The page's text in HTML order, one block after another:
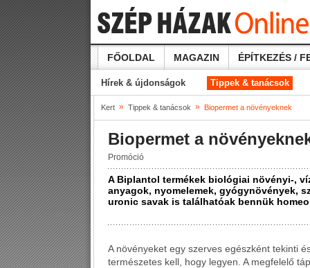
FŐOLDAL MAGAZIN ÉPÍTKEZÉS /
Hírek & újdonságok Tippek & tanácsok
Kert » Tippek & tanácsok » Biopermet a növényeknek
Biopermet a
Promóció
A Biplantol termékek biológiai növényi-,
anyagok, nyomelemek, gyógynövények,
uronic savak is találhatóak bennük
A növényeket egy szerves egészként tekinti
természetes kell, hogy legyen. A megfelelő